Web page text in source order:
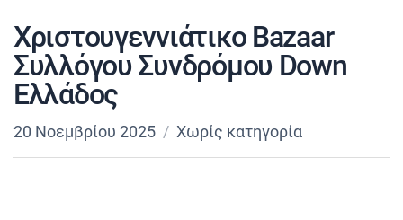
Χριστουγεννιάτικο Bazaar
Συλλόγου Συνδρόμου Down
Ελλάδος
20 Νοεμβρίου 2025 Χωρίς κατηγορία